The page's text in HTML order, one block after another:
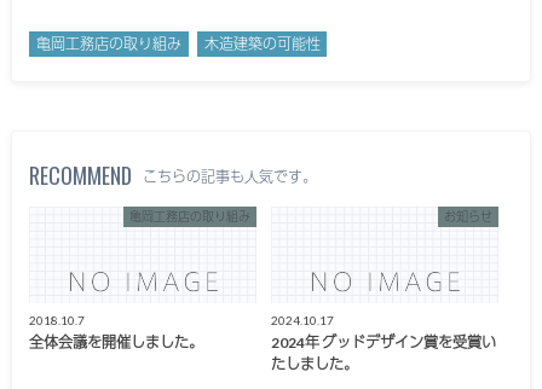
亀岡工務店の取り組み 木造建築の可能性
RECOMMEND こちらの記事も人気です。
亀岡工務店の取り組み
2018.10.7
全体会議を開催しました。
お知らせ
2024.10.17
2024年 グッドデザイン賞を受賞い
たしました。